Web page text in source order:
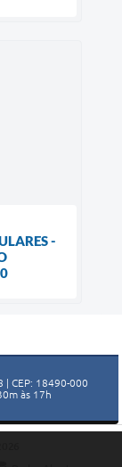
-
| CEP: 18490-000
às 17h